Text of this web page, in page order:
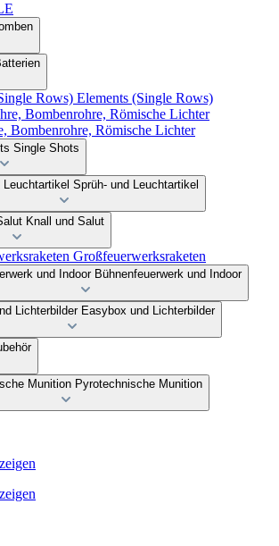
Elements (Single Rows)
Bombenrohre, Römische Lichter
Single Shots
Sprüh- und Leuchtartikel
Knall und Salut
Großfeuerwerksraketen
Bühnenfeuerwerk und Indoor
Easybox und Lichterbilder
Pyrotechnische Munition